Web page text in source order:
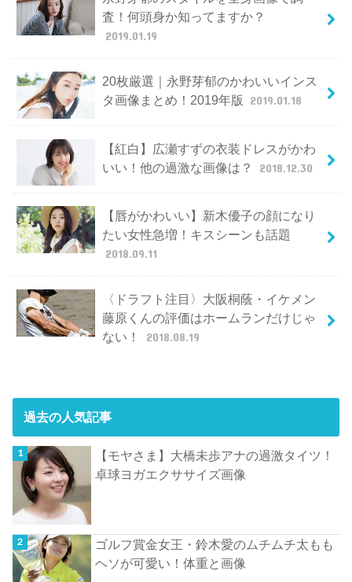
査！何頭身か知ってますか？
2019.01.19
20枚厳選｜永野芽郁のかわいいインス
タ画像まとめ！2019年版
2019.01.18
【紅白】広瀬すずの衣装ドレスがかわ
いい！他の過激な画像は？
2018.12.30
【唇がかわいい】新木優子の顔になり
たい女性急増！キスシーンも話題
2018.09.11
〈ドラフト注目〉大阪桐蔭・イケメン
藤原くんの評価はホームランだけじゃ
ない！
2018.08.19
過去の人気記事
【モヤさま】大橋未歩アナの過激タイツ！
卓球ヨガエクササイズ画像
ゴルフ賞金女王・鈴木愛のムチムチ太もも
ヘソが可愛い！体重と画像